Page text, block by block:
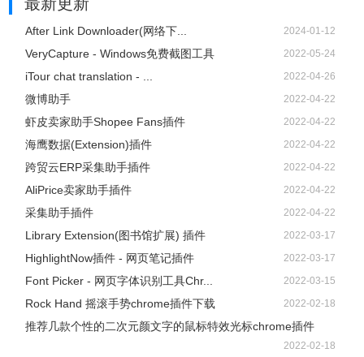
After Link Downloader(网络下... 2024-01-12
VeryCapture - Windows免费截图工具 2022-05-24
iTour chat translation - ... 2022-04-26
微博助手 2022-04-22
虾皮卖家助手Shopee Fans插件 2022-04-22
海鹰数据(Extension)插件 2022-04-22
跨贸云ERP采集助手插件 2022-04-22
AliPrice卖家助手插件 2022-04-22
采集助手插件 2022-04-22
Library Extension(图书馆扩展) 插件 2022-03-17
HighlightNow插件 - 网页笔记插件 2022-03-17
Font Picker - 网页字体识别工具Chr... 2022-03-15
Rock Hand 摇滚手势chrome插件下载 2022-02-18
推荐几款个性的二次元颜文字的鼠标特效光标chrome插件
2022-02-18